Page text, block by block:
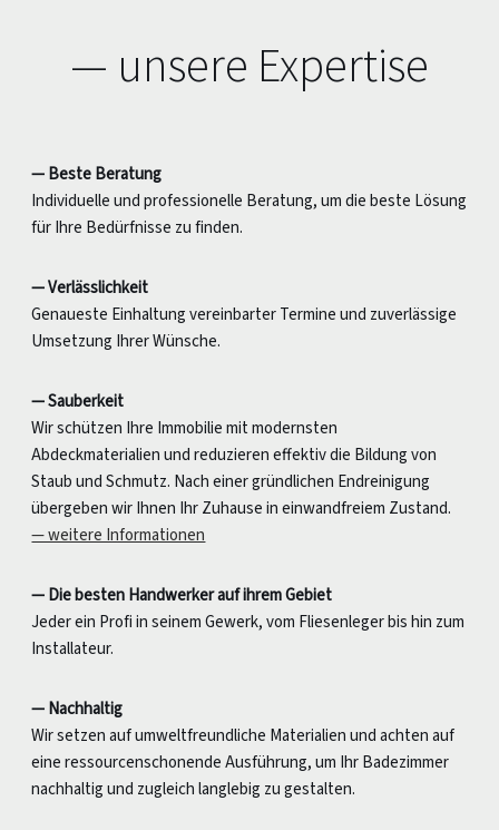
— unsere Expertise
— Beste Beratung
Individuelle und professionelle Beratung, um die beste Lösung
für Ihre Bedürfnisse zu finden.
— Verlässlichkeit
Genaueste Einhaltung vereinbarter Termine und zuverlässige
Umsetzung Ihrer Wünsche.
— Sauberkeit
Wir schützen Ihre Immobilie mit modernsten
Abdeckmaterialien und reduzieren effektiv die Bildung von
Staub und Schmutz. Nach einer gründlichen Endreinigung
übergeben wir Ihnen Ihr Zuhause in einwandfreiem Zustand.
— weitere Informationen
— Die besten Handwerker auf ihrem Gebiet
Jeder ein Profi in seinem Gewerk, vom Fliesenleger bis hin zum
Installateur.
— Nachhaltig
Wir setzen auf umweltfreundliche Materialien und achten auf
eine ressourcenschonende Ausführung, um Ihr Badezimmer
nachhaltig und zugleich langlebig zu gestalten.